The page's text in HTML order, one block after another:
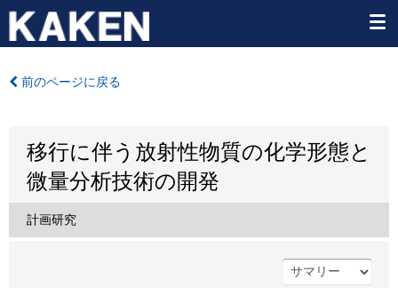
前のページに戻る
移行に伴う放射性物質の化学形態と
微量分析技術の開発
計画研究